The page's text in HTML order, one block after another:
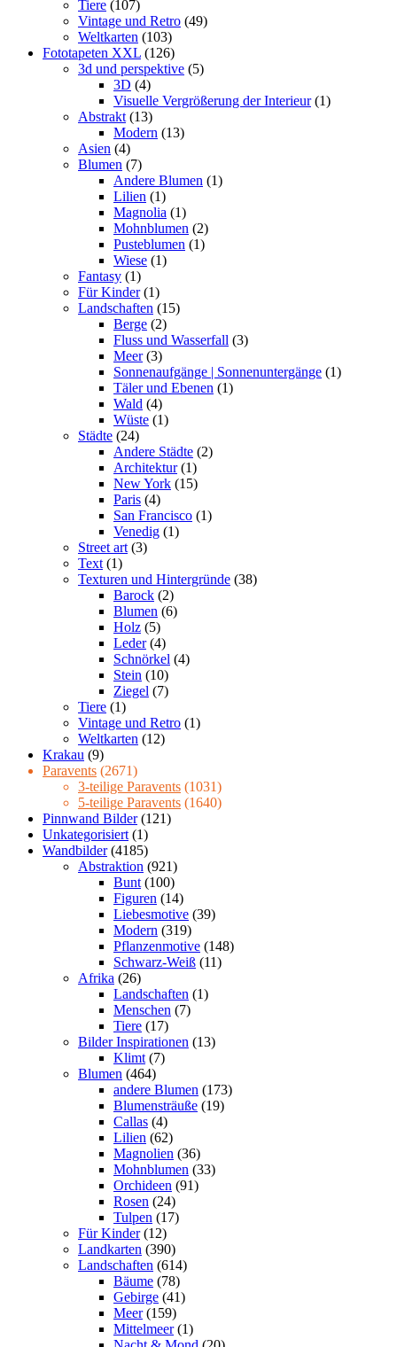
Tiere (107)
Vintage und Retro (49)
Weltkarten (103)
Fototapeten XXL (126)
3d und perspektive (5)
3D (4)
Visuelle Vergrößerung der Interieur (1)
Abstrakt (13)
Modern (13)
Asien (4)
Blumen (7)
Andere Blumen (1)
Lilien (1)
Magnolia (1)
Mohnblumen (2)
Pusteblumen (1)
Wiese (1)
Fantasy (1)
Für Kinder (1)
Landschaften (15)
Berge (2)
Fluss und Wasserfall (3)
Meer (3)
Sonnenaufgänge | Sonnenuntergänge (1)
Täler und Ebenen (1)
Wald (4)
Wüste (1)
Städte (24)
Andere Städte (2)
Architektur (1)
New York (15)
Paris (4)
San Francisco (1)
Venedig (1)
Street art (3)
Text (1)
Texturen und Hintergründe (38)
Barock (2)
Blumen (6)
Holz (5)
Leder (4)
Schnörkel (4)
Stein (10)
Ziegel (7)
Tiere (1)
Vintage und Retro (1)
Weltkarten (12)
Krakau (9)
Paravents (2671)
3-teilige Paravents (1031)
5-teilige Paravents (1640)
Pinnwand Bilder (121)
Unkategorisiert (1)
Wandbilder (4185)
Abstraktion (921)
Bunt (100)
Figuren (14)
Liebesmotive (39)
Modern (319)
Pflanzenmotive (148)
Schwarz-Weiß (11)
Afrika (26)
Landschaften (1)
Menschen (7)
Tiere (17)
Bilder Inspirationen (13)
Klimt (7)
Blumen (464)
andere Blumen (173)
Blumensträuße (19)
Callas (4)
Lilien (62)
Magnolien (36)
Mohnblumen (33)
Orchideen (91)
Rosen (24)
Tulpen (17)
Für Kinder (12)
Landkarten (390)
Landschaften (614)
Bäume (78)
Gebirge (41)
Meer (159)
Mittelmeer (1)